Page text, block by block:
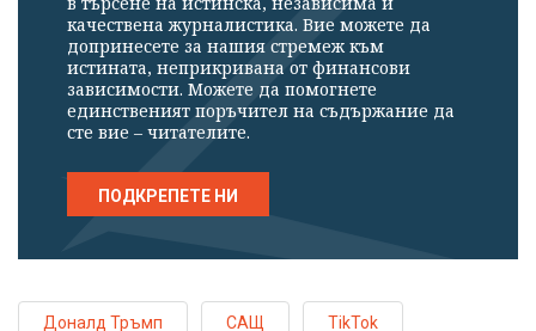
качествена журналистика. Вие можете да
допринесете за нашия стремеж към
истината, неприкривана от финансови
зависимости. Можете да помогнете
единственият поръчител на съдържание да
сте вие – читателите.
ПОДКРЕПЕТЕ НИ
Доналд Тръмп САЩ TikTok